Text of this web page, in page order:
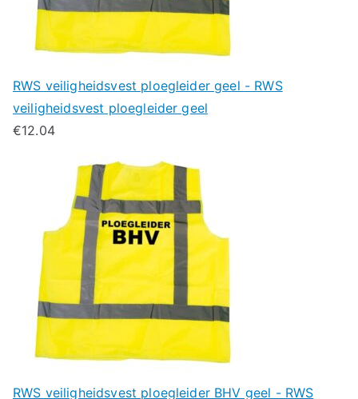
RWS veiligheidsvest ploegleider geel - RWS
veiligheidsvest ploegleider geel
€12.04
RWS veiligheidsvest ploegleider BHV geel - RWS